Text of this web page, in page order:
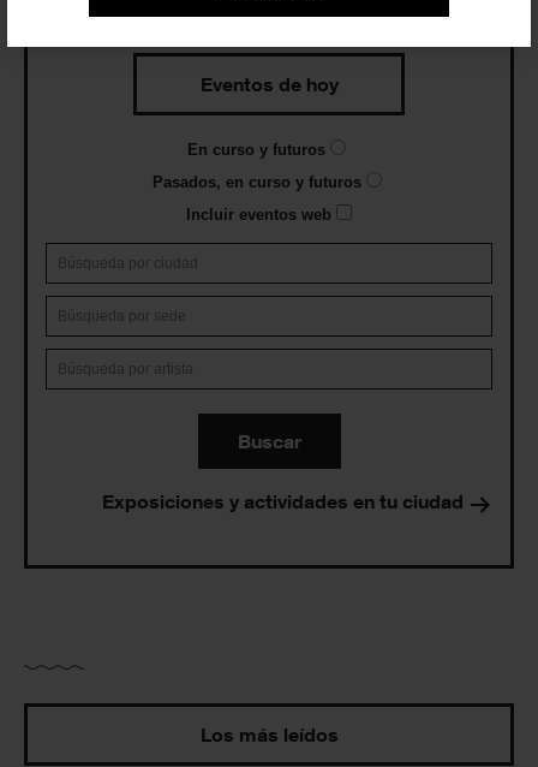
Eventos de hoy
En curso y futuros
Pasados, en curso y futuros
Incluir eventos web
Buscar
Exposiciones y actividades en tu ciudad
Los más leídos